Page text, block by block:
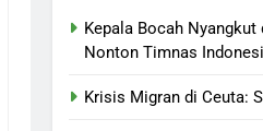
Kepala Bocah
Nonton Timnas
Krisis Migran di Ceuta: